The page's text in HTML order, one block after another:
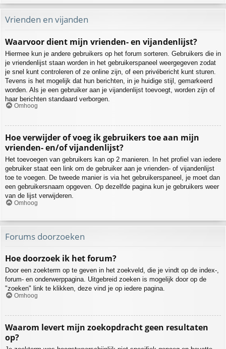
Vrienden en vijanden
Waarvoor dient mijn vrienden- en vijandenlijst?
Hiermee kun je andere gebruikers op het forum sorteren. Gebruikers die in
je vriendenlijst staan worden in het gebruikerspaneel weergegeven zodat
je snel kunt controleren of ze online zijn, of een privébericht kunt sturen.
Tevens is het mogelijk dat hun berichten, in je huidige stijl, gemarkeerd
worden. Als je een gebruiker aan je vijandenlijst toevoegt, worden zijn of
haar berichten standaard verborgen.
Omhoog
Hoe verwijder of voeg ik gebruikers toe aan mijn
vrienden- en/of vijandenlijst?
Het toevoegen van gebruikers kan op 2 manieren. In het profiel van iedere
gebruiker staat een link om de gebruiker aan je vrienden- of vijandenlijst
toe te voegen. De tweede manier is via het gebruikerspaneel, je moet dan
een gebruikersnaam opgeven. Op dezelfde pagina kun je gebruikers weer
van de lijst verwijderen.
Omhoog
Forums doorzoeken
Hoe doorzoek ik het forum?
Door een zoekterm op te geven in het zoekveld, die je vindt op de index-,
forum- en onderwerppagina. Uitgebreid zoeken is mogelijk door op de
"zoeken" link te klikken, deze vind je op iedere pagina.
Omhoog
Waarom levert mijn zoekopdracht geen resultaten
op?